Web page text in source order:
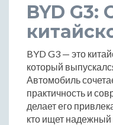
BYD G3:
BYD G3 — это
который
Автомобиль
практичность и
делает его
кто ищет надежный